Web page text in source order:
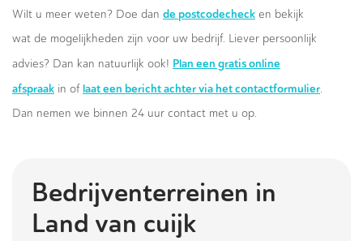
Wilt u meer weten? Doe dan de postcodecheck en bekijk
wat de mogelijkheden zijn voor uw bedrijf. Liever persoonlijk
advies? Dan kan natuurlijk ook! Plan een gratis online
afspraak in of laat een bericht achter via het contactformulier.
Dan nemen we binnen 24 uur contact met u op.
Bedrijventerreinen in
Land van cuijk